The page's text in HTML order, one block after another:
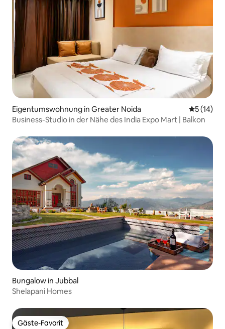
Eigentumswohnung in Greater Noida
5 (14)
Business-Studio in der Nähe des India Expo Mart | Balkon
Bungalow in Jubbal
Shelapani Homes
Gäste-Favorit
Gäste-Favorit